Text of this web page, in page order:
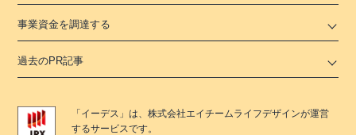
事業資金を調達する
過去のPR記事
「 イーデス 」は、株式会社エイチームライフデザインが運営
するサービスです。